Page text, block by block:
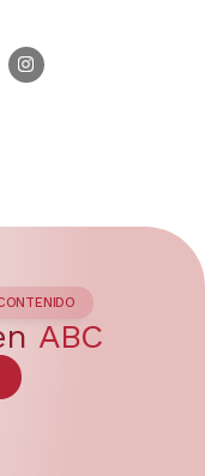
ABC